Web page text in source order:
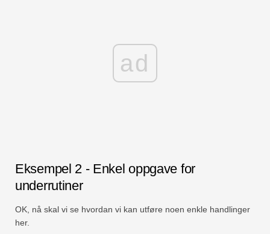
ad
Eksempel 2 - Enkel oppgave for
underrutiner
OK, nå skal vi se hvordan vi kan utføre noen enkle handlinger
her.